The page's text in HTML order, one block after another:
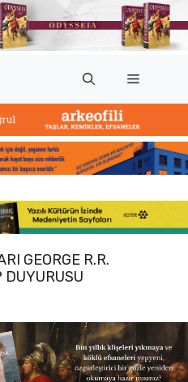
Menü
GEORGE R.R.
DUYURUSU